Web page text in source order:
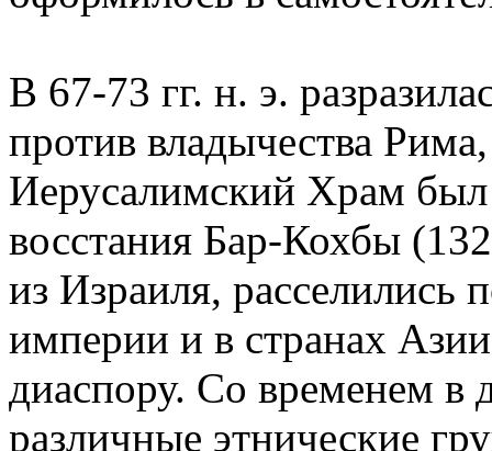
В 67-73 гг. н. э.
против владычества
Иерусалимский Храм был
восстания Бар-Кохбы
из Израиля, расселились
империи и в странах
диаспору. Со временем в
различные этнические